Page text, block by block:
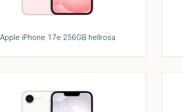
Apple iPhone 17e 256GB hellrosa